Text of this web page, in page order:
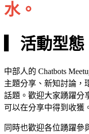
水。
▎活動型態
中部人的 Chatbots
主題分享、新知討論，
話題。歡迎大家踴躍分
可以在分享中得到收獲
同時也歡迎各位踴躍參